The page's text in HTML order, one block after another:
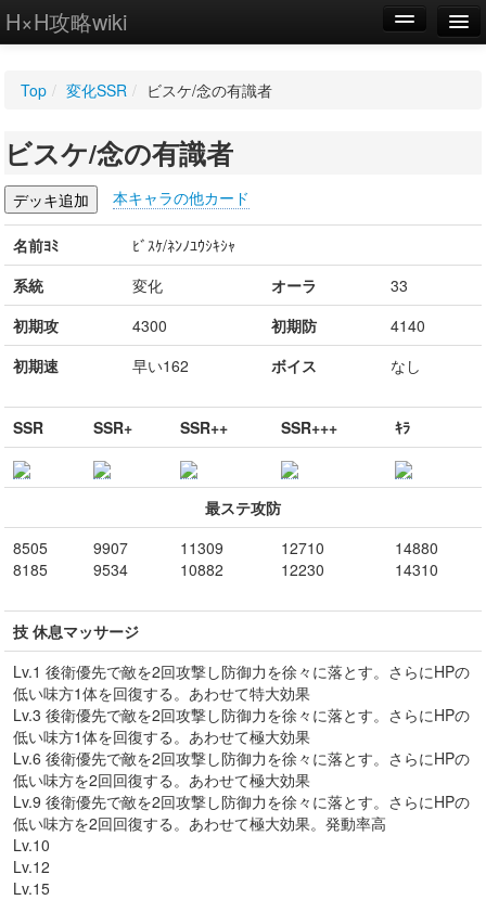
H×H攻略wiki
WIKI
設定
Top / 変化SSR / ビスケ/念の有識者
ビスケ/念の有識者
本キャラの他カード
名前ﾖﾐ
ﾋﾞｽｹ/ﾈﾝﾉﾕｳｼｷｼｬ
系統
変化 オーラ
33
初期攻
4300 初期防
4140
初期速
早い162 ボイス なし
SSR SSR+ SSR++ SSR+++ ｷﾗ
最ステ攻防
8505
8185
9907
9534
11309
10882
12710
12230
14880
14310
技 休息マッサージ
Lv.1 後衛優先で敵を2回攻撃し防御力を徐々に落とす。さらにHPの
低い味方1体を回復する。あわせて特大効果
Lv.3 後衛優先で敵を2回攻撃し防御力を徐々に落とす。さらにHPの
低い味方1体を回復する。あわせて極大効果
Lv.6 後衛優先で敵を2回攻撃し防御力を徐々に落とす。さらにHPの
低い味方を2回回復する。あわせて極大効果
Lv.9 後衛優先で敵を2回攻撃し防御力を徐々に落とす。さらにHPの
低い味方を2回回復する。あわせて極大効果。発動率高
Lv.10
Lv.12
Lv.15